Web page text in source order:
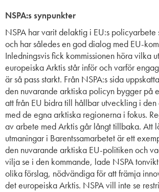
NSPA:s synpunkter
NSPA har varit delaktig i EU:s policyarbete
och har således en god dialog med EU-
Inledningsvis fick kommissionen höra vilka
europeiska Arktis står inför och varför
är så pass starkt. Från NSPA:ssida
den nuvarande arktiska policyn bygger på
att från EU bidra till hållbar utveckling i
med de egna arktiska regionerna i fokus.
av arbete med Arktis går långt tillbaka. Att
utmaningari Barentssamarbetet är ett
den nuvarande arktiska EU-politiken och
vilja se i den kommande, lade NSPA
olika förslag, nödvändigaför att främja
det europeiska Arktis. NSPA vill inte se